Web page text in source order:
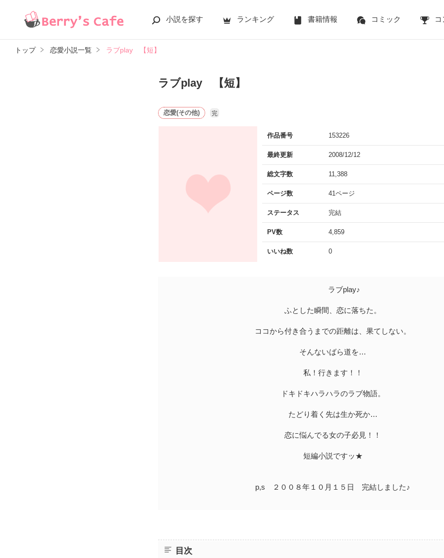
小説を探す ランキング 書籍情報 コミック
トップ 恋愛小説一覧 ラブplay 【短】
ラブplay 【短】
恋愛(その他) 完
作品番号 153226
最終更新 2008/12/12
総文字数 11,388
ページ数 41ページ
ステータス 完結
PV数 4,859
いいね数 0
ラブplay♪
ふとした瞬間、恋に落ちた。
ココから付き合うまでの距離は、果てしない。
そんないばら道を…
私！行きます！！
ドキドキハラハラのラブ物語。
たどり着く先は生か死か…
恋に悩んでる女の子必見！！
短編小説ですッ★
p,s ２００８年１０月１５日 完結しました♪
目次